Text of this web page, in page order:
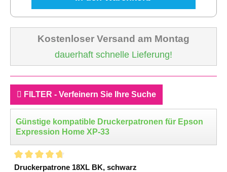
Kostenloser Versand am Montag
dauerhaft schnelle Lieferung!
FILTER - Verfeinern Sie Ihre Suche
Günstige kompatible Druckerpatronen für Epson
Expression Home XP-33
Druckerpatrone 18XL BK, schwarz